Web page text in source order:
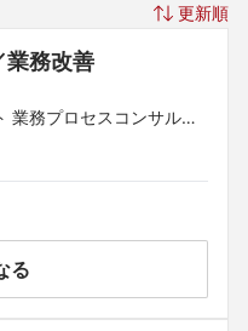
更新順
業務改善
業務プロセスコンサルタ
る